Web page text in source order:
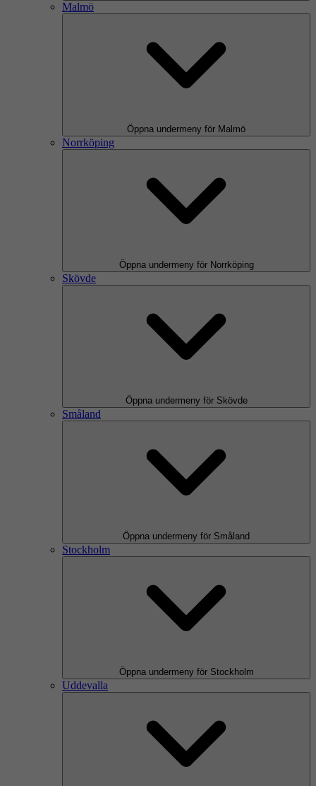
Malmö
Öppna undermeny för Malmö
Norrköping
Öppna undermeny för Norrköping
Skövde
Öppna undermeny för Skövde
Småland
Öppna undermeny för Småland
Stockholm
Öppna undermeny för Stockholm
Uddevalla